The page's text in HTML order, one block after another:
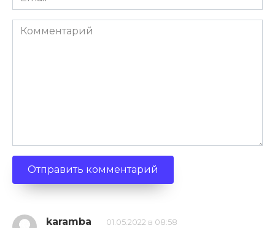
*
Комментарий
karamba 01.05.2022 в 08:58